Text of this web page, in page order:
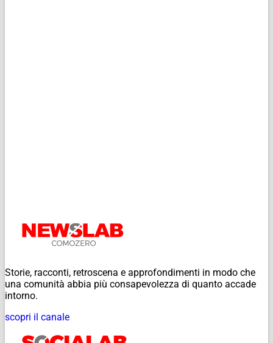
Storie, racconti, retroscena e approfondimenti in modo che
una comunità abbia più consapevolezza di quanto accade
intorno.
scopri il canale